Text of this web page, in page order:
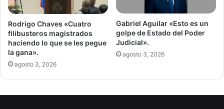
Rodrigo Chaves «Cuatro
filibusteros magistrados
haciendo lo que se les pegue
la gana».
agosto 3, 2026
Gabriel Aguilar «Esto es un
golpe de Estado del Poder
Judicial».
agosto 3, 2026